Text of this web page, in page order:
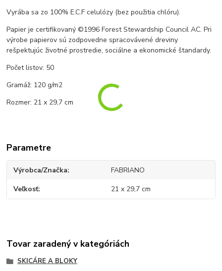
Vyrába sa zo 100% E.C.F celulózy (bez použitia chlóru).
Papier je certifikovaný©1996 Forest Stewardship Council AC. Pri
výrobe papierov sú zodpovedne spracovávené dreviny
rešpektujúc životné prostredie, sociálne a ekonomické štandardy.
Počet listov: 50
Gramáž: 120 g/m2
Rozmer: 21 x 29,7 cm
Parametre
Výrobca/Značka FABRIANO
Veľkosť 21 x 29,7 cm
Tovar zaradený v kategóriách
SKICÁRE A BLOKY